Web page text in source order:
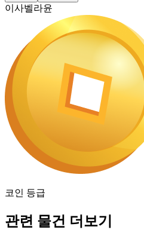
이사벨라윤
코인 등급
관련 물건 더보기